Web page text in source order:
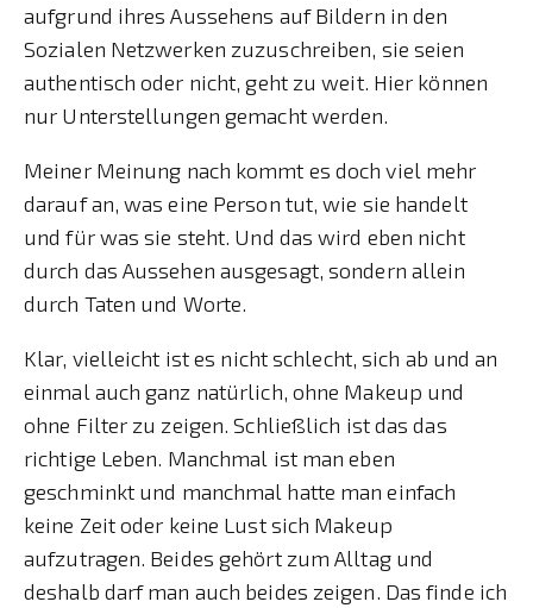
aufgrund ihres Aussehens auf Bildern in den
Sozialen Netzwerken zuzuschreiben, sie seien
authentisch oder nicht, geht zu weit. Hier können
nur Unterstellungen gemacht werden.
Meiner Meinung nach kommt es doch viel mehr
darauf an, was eine Person tut, wie sie handelt
und für was sie steht. Und das wird eben nicht
durch das Aussehen ausgesagt, sondern allein
durch Taten und Worte.
Klar, vielleicht ist es nicht schlecht, sich ab und an
einmal auch ganz natürlich, ohne Makeup und
ohne Filter zu zeigen. Schließlich ist das das
richtige Leben. Manchmal ist man eben
geschminkt und manchmal hatte man einfach
keine Zeit oder keine Lust sich Makeup
aufzutragen. Beides gehört zum Alltag und
deshalb darf man auch beides zeigen. Das finde ich